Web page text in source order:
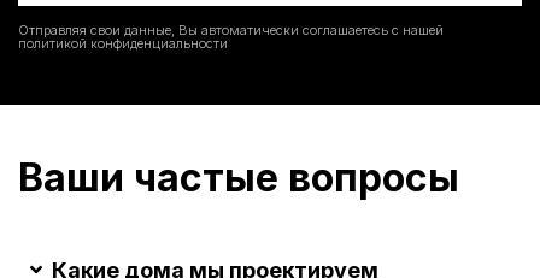
Отправляя свои данные, Вы автоматически соглашаетесь с нашей
политикой конфиденциальности
Ваши частые вопросы
Какие дома мы проектируем